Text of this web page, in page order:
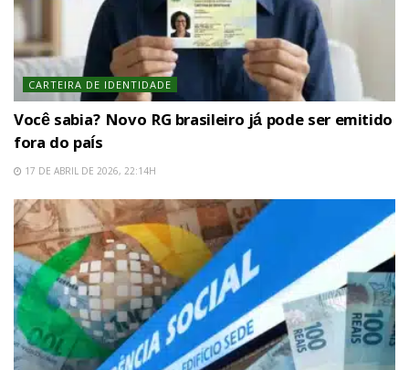
CARTEIRA DE IDENTIDADE
Você sabia? Novo RG brasileiro já pode ser emitido
fora do país
17 DE ABRIL DE 2026, 22:14H